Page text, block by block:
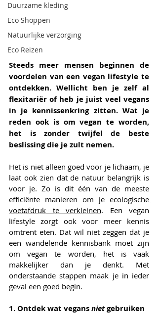
Duurzame kleding
Eco Shoppen
Natuurlijke verzorging
Eco Reizen
Steeds meer mensen beginnen de
voordelen van een vegan lifestyle te
ontdekken. Wellicht ben je zelf al
flexitariër of heb je juist veel vegans
in je kennissenkring zitten. Wat je
reden ook is om vegan te worden,
het is zonder twijfel de beste
beslissing die je zult nemen.
Het is niet alleen goed voor je lichaam, je
laat ook zien dat de natuur belangrijk is
voor je. Zo is dit één van de meeste
efficiënte manieren om je ecologische
voetafdruk te verkleinen. Een vegan
lifestyle zorgt ook voor meer kennis
omtrent eten. Dat wil niet zeggen dat je
een wandelende kennisbank moet zijn
om vegan te worden, het is vaak
makkelijker dan je denkt. Met
onderstaande stappen maak je in ieder
geval een goed begin.
1. Ontdek wat vegans niet gebruiken